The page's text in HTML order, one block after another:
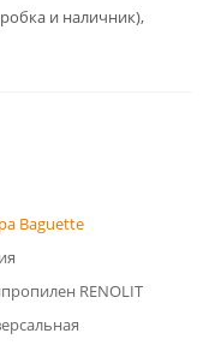
и наличник),
Baguette
RENOLIT